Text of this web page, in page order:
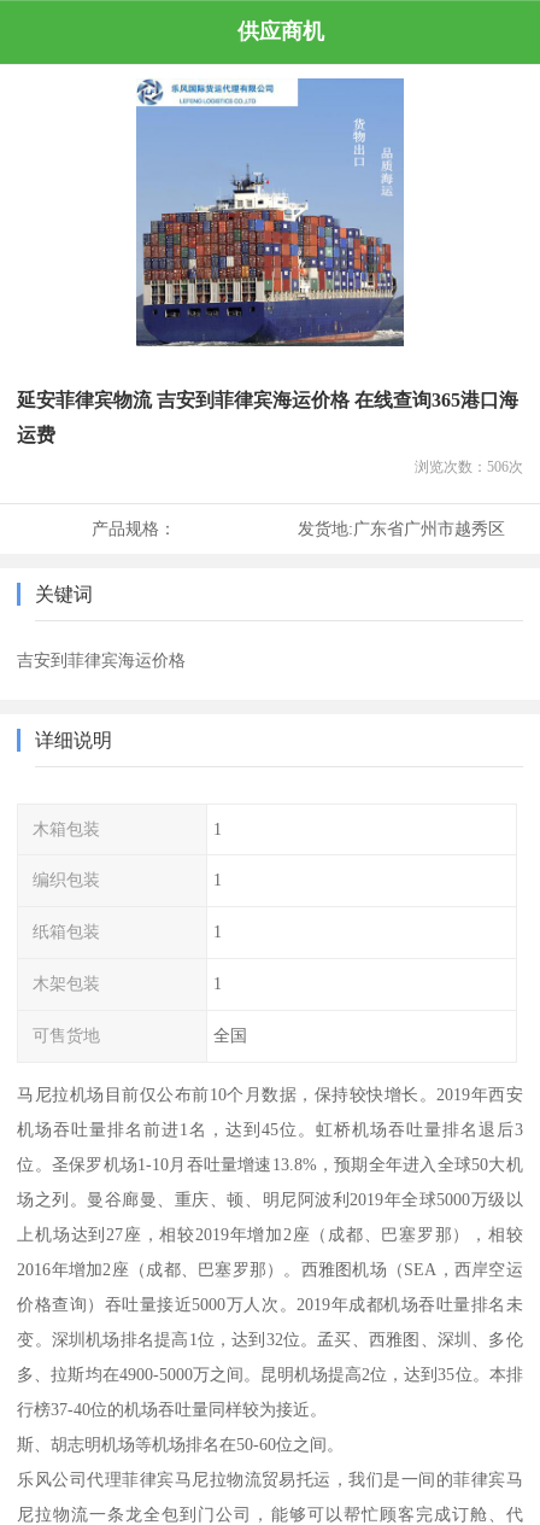
供应商机
延安菲律宾物流 吉安到菲律宾海运价格 在线查询365港口海
运费
浏览次数： 506次
产品规格： 发货地:广东省广州市越秀区
关键词
吉安到菲律宾海运价格
详细说明
木箱包装 1
编织包装 1
纸箱包装 1
木架包装 1
可售货地 全国
马尼拉机场目前仅公布前10个月数据，保持较快增长。2019年西安
机场吞吐量排名前进1名，达到45位。虹桥机场吞吐量排名退后3
位。圣保罗机场1-10月吞吐量增速13.8%，预期全年进入全球50大机
场之列。曼谷廊曼、重庆、顿、明尼阿波利2019年全球5000万级以
上机场达到27座，相较2019年增加2座（成都、巴塞罗那），相较
2016年增加2座（成都、巴塞罗那）。西雅图机场（SEA，西岸空运
价格查询）吞吐量接近5000万人次。2019年成都机场吞吐量排名未
变。深圳机场排名提高1位，达到32位。孟买、西雅图、深圳、多伦
多、拉斯均在4900-5000万之间。昆明机场提高2位，达到35位。本排
行榜37-40位的机场吞吐量同样较为接近。
斯、胡志明机场等机场排名在50-60位之间。
乐风公司代理菲律宾马尼拉物流贸易托运，我们是一间的菲律宾马
尼拉物流一条龙全包到门公司，能够可以帮忙顾客完成订舱、代